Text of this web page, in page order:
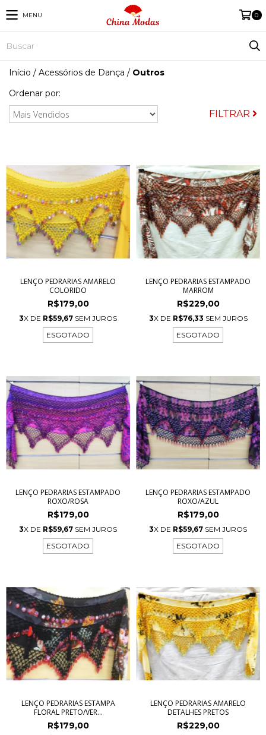
MENU 0
Início / Acessórios de Dança / Outros
Ordenar por:
FILTRAR
LENÇO PEDRARIAS AMARELO
COLORIDO
R$179,00
3X DE R$59,67 SEM JUROS
ESGOTADO
LENÇO PEDRARIAS ESTAMPADO
MARROM
R$229,00
3X DE R$76,33 SEM JUROS
ESGOTADO
LENÇO PEDRARIAS ESTAMPADO
ROXO/ROSA
R$179,00
3X DE R$59,67 SEM JUROS
ESGOTADO
LENÇO PEDRARIAS ESTAMPADO
ROXO/AZUL
R$179,00
3X DE R$59,67 SEM JUROS
ESGOTADO
LENÇO PEDRARIAS ESTAMPA
FLORAL PRETO/VER...
R$179,00
LENÇO PEDRARIAS AMARELO
DETALHES PRETOS
R$229,00